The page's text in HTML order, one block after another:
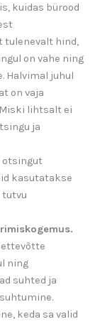
kuidas bürood
tulenevalt hind,
on vahe ning
Halvimal juhul
on vaja
lihtsalt ei
ja
otsingut
kasutatakse
tutvu
ning
suhted ja
keda sa valid